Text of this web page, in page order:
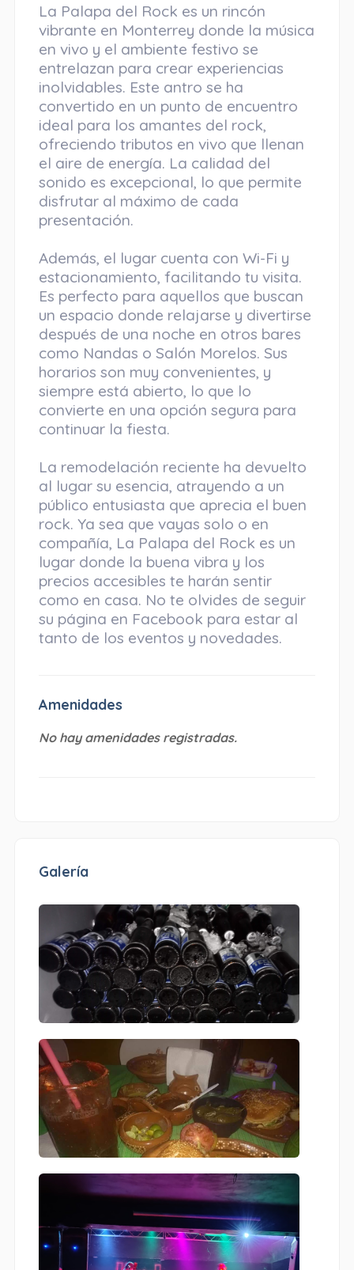
La Palapa del Rock es un rincón
vibrante en Monterrey donde la música
en vivo y el ambiente festivo se
entrelazan para crear experiencias
inolvidables. Este antro se ha
convertido en un punto de encuentro
ideal para los amantes del rock,
ofreciendo tributos en vivo que llenan
el aire de energía. La calidad del
sonido es excepcional, lo que permite
disfrutar al máximo de cada
presentación.
Además, el lugar cuenta con Wi-Fi y
estacionamiento, facilitando tu visita.
Es perfecto para aquellos que buscan
un espacio donde relajarse y divertirse
después de una noche en otros bares
como Nandas o Salón Morelos. Sus
horarios son muy convenientes, y
siempre está abierto, lo que lo
convierte en una opción segura para
continuar la fiesta.
La remodelación reciente ha devuelto
al lugar su esencia, atrayendo a un
público entusiasta que aprecia el buen
rock. Ya sea que vayas solo o en
compañía, La Palapa del Rock es un
lugar donde la buena vibra y los
precios accesibles te harán sentir
como en casa. No te olvides de seguir
su página en Facebook para estar al
tanto de los eventos y novedades.
Amenidades
No hay amenidades registradas.
Galería